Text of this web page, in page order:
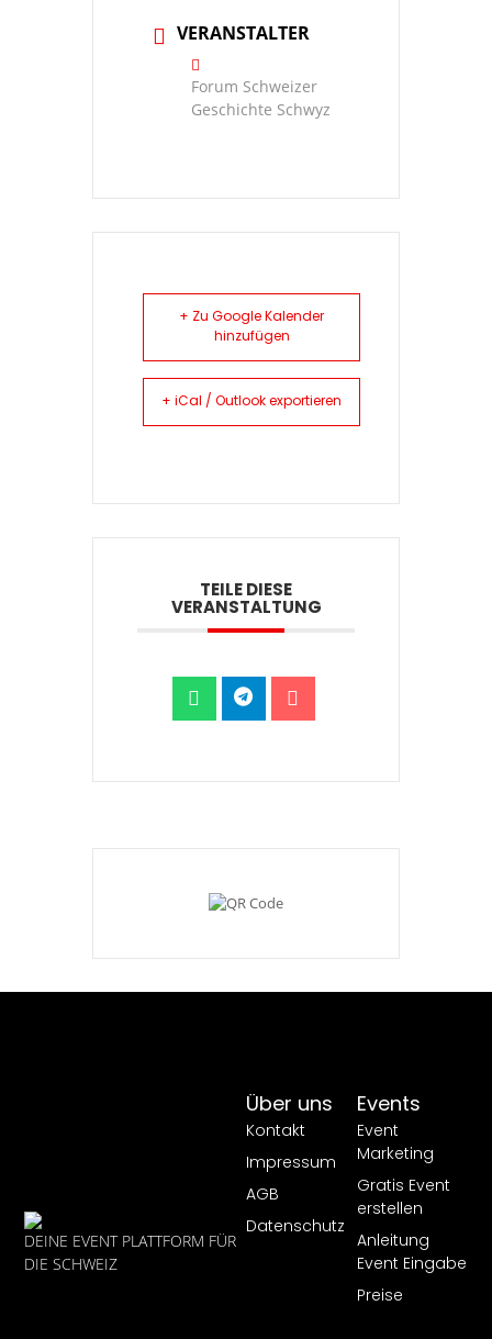
VERANSTALTER
Forum Schweizer
Geschichte Schwyz
+ Zu Google Kalender
hinzufügen
+ iCal / Outlook exportieren
TEILE DIESE
VERANSTALTUNG
DEINE EVENT PLATTFORM FÜR
DIE SCHWEIZ
Events
Event
Marketing
Gratis Event
erstellen
Anleitung
Event Eingabe
Preise
Über uns
Kontakt
Impressum
AGB
Datenschutz